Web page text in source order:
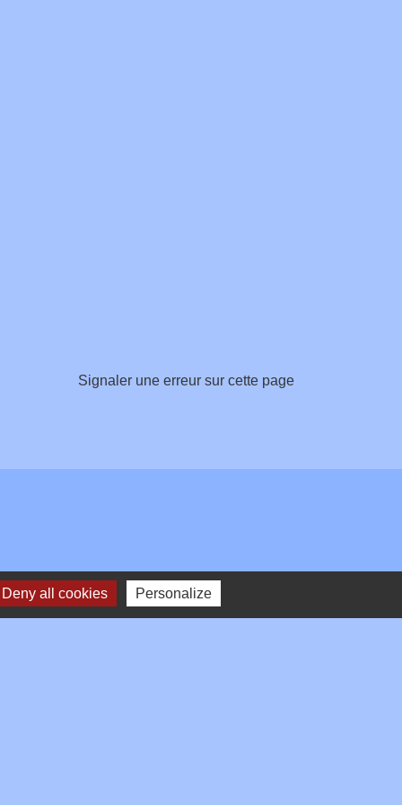
Signaler une erreur sur cette page
Deny all cookies Personalize